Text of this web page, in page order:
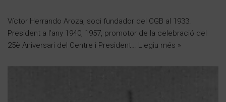
Víctor Herrando Aroza, soci fundador del CGB al 1933.
President a l’any 1940, 1957, promotor de la celebració del
25è Aniversari del Centre i President… Llegiu més »